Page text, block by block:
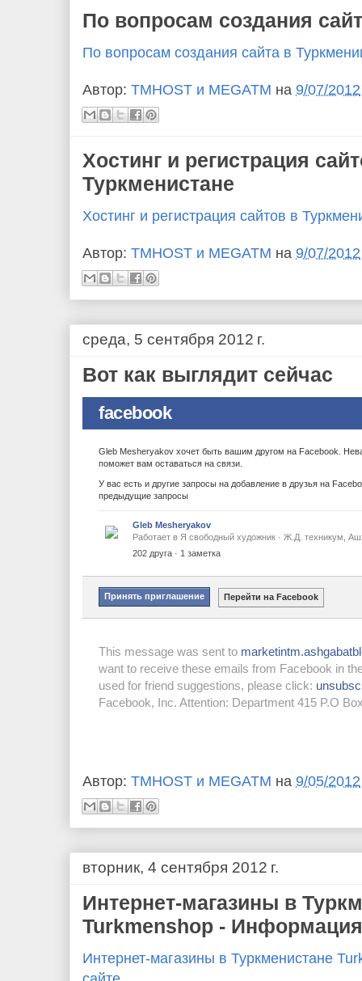
По вопросам создания
По вопросам создания сайта в
Автор: TMHOST и MEGATM на 9/07/2012
Хостинг и регистрация
Туркменистане
Хостинг и регистрация сайтов в
Автор: TMHOST и MEGATM на 9/07/2012
среда, 5 сентября 2012 г.
Вот как выглядит сейчас
facebook
Gleb Mesheryakov хочет быть вашим другом на Facebook.
поможет вам оставаться на связи.
У вас есть и другие запросы на добавление в друзья на
предыдущие запросы
Gleb Mesheryakov
Работает в Я свободный художник · Ж.Д. техникум,
202 друга · 1 заметка
Принять приглашение Перейти на Facebook
This message was sent to
want to receive these emails from Facebook in
used for friend suggestions, please click:
Facebook, Inc. Attention: Department 415 P.O
Автор: TMHOST и MEGATM на 9/05/2012
вторник, 4 сентября 2012 г.
Интернет-магазины в
Turkmenshop -
Интернет-магазины в Туркменистане